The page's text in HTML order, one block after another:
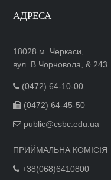
АДРЕСА
18028 м. Черкаси,
вул. В.Чорновола, & 243
(0472) 64-10-00
(0472) 64-45-50
public@csbc.edu.ua
ПРИЙМАЛЬНА КОМІСІЯ
+38(068)6410800